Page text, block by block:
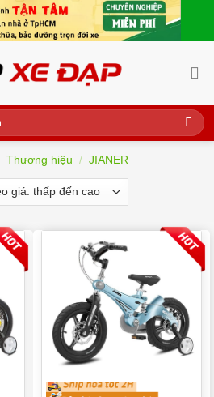
Thương hiệu / JIANER